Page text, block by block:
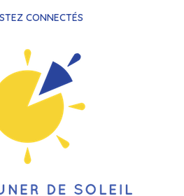
CONNECTÉS